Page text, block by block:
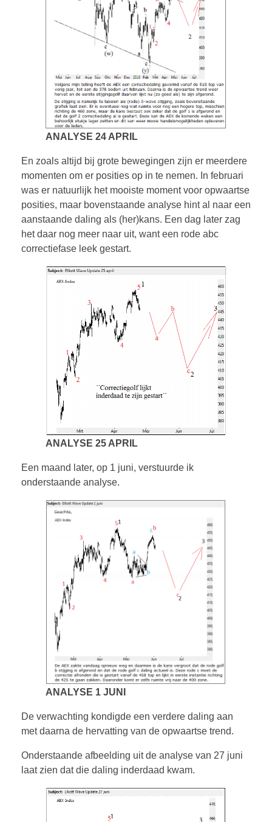
ANALYSE 24 APRIL
En zoals altijd bij grote bewegingen zijn er meerdere
momenten om er posities op in te nemen. In februari
was er natuurlijk het mooiste moment voor opwaartse
posities, maar bovenstaande analyse hint al naar een
aanstaande daling als (her)kans. Een dag later zag
het daar nog meer naar uit, want een rode abc
correctiefase leek gestart.
ANALYSE 25 APRIL
Een maand later, op 1 juni, verstuurde ik
onderstaande analyse.
ANALYSE 1 JUNI
De verwachting kondigde een verdere daling aan
met daarna de hervatting van de opwaartse trend.
Onderstaande afbeelding uit de analyse van 27 juni
laat zien dat die daling inderdaad kwam.